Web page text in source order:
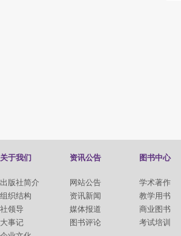
关于我们
出版社简介
组织结构
社领导
大事记
资讯公告
网站公告
资讯新闻
媒体报道
图书评论
图书中心
学术著作
教学用书
商业图书
考试培训